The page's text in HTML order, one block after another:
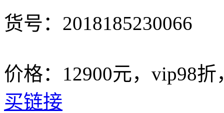
货号：2018185230066
价格：12900元，vip98
买链接